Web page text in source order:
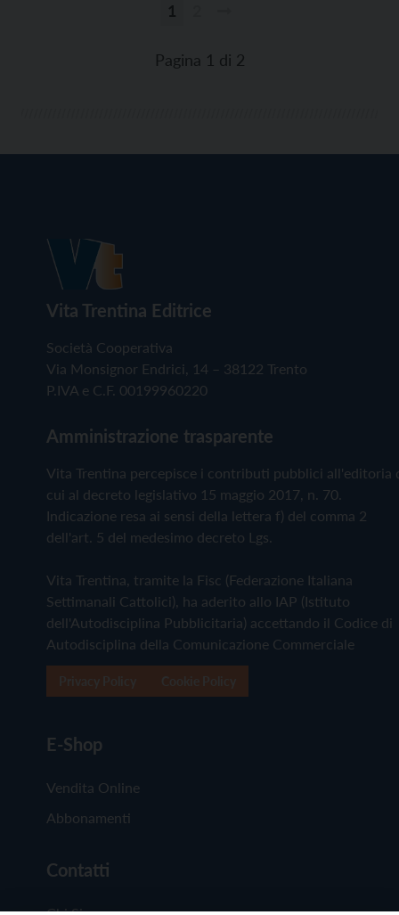
articoli
1
Pagina 1 di 2
Vita Trentina Editrice
Società Cooperativa
Via Monsignor Endrici, 14 – 38122 Trento
P.IVA e C.F. 00199960220
Amministrazione trasparente
Vita Trentina percepisce i contributi pubblici all'editoria
cui al decreto legislativo 15 maggio 2017, n. 70.
Indicazione resa ai sensi della lettera f) del comma 2
dell'art. 5 del medesimo decreto Lgs.
Vita Trentina, tramite la Fisc (Federazione Italiana
Settimanali Cattolici), ha aderito allo IAP (Istituto
dell'Autodisciplina Pubblicitaria) accettando il Codice di
Autodisciplina della Comunicazione Commerciale
E-Shop
Vendita Online
Abbonamenti
Contatti